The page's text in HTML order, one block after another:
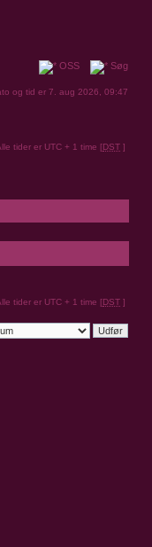
OSS Søg
og tid er 7. aug 2026, 09:47
tider er UTC + 1 time [DST ]
tider er UTC + 1 time [DST ]